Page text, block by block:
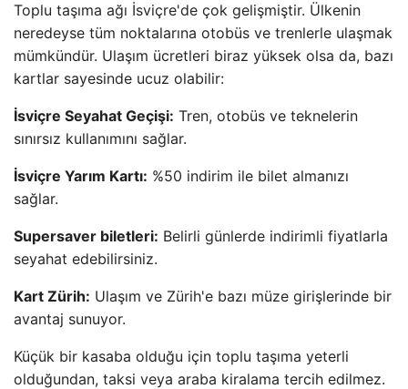
Toplu taşıma ağı İsviçre'de çok gelişmiştir. Ülkenin
neredeyse tüm noktalarına otobüs ve trenlerle ulaşmak
mümkündür. Ulaşım ücretleri biraz yüksek olsa da, bazı
kartlar sayesinde ucuz olabilir:
İsviçre Seyahat Geçişi: Tren, otobüs ve teknelerin
sınırsız kullanımını sağlar.
İsviçre Yarım Kartı: %50 indirim ile bilet almanızı
sağlar.
Supersaver biletleri: Belirli günlerde indirimli fiyatlarla
seyahat edebilirsiniz.
Kart Zürih: Ulaşım ve Zürih'e bazı müze girişlerinde bir
avantaj sunuyor.
Küçük bir kasaba olduğu için toplu taşıma yeterli
olduğundan, taksi veya araba kiralama tercih edilmez.